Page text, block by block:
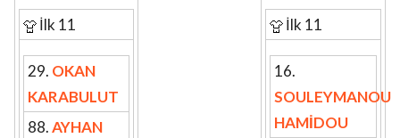
İlk 11
29. OKAN
KARABULUT
88.AYHAN
İlk 11
16.
SOULEYMANOU
HAMİDOU